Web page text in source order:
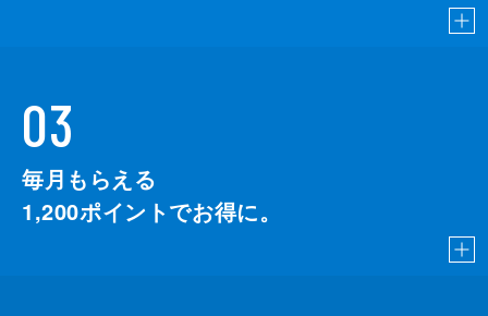
03
毎月もらえる
1,200ポイントでお得に。